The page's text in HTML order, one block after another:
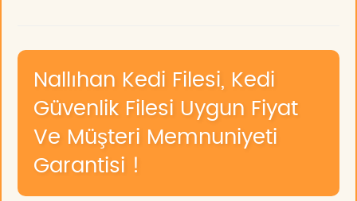
Nallıhan Kedi Filesi, Kedi
Güvenlik Filesi Uygun Fiyat
Ve Müşteri Memnuniyeti
Garantisi !